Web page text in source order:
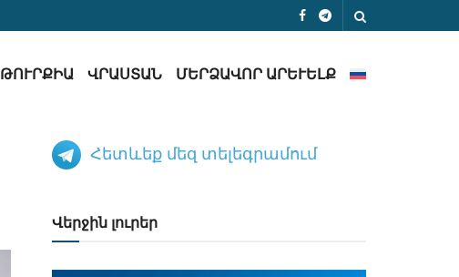
ԹՈՒՐՔԻԱ ՎՐԱՍՏԱՆ ՄԵՐՁԱՎՈՐ ԱՐԵՒԵԼՔ
Հետևեք մեզ տելեգրամում
Վերջին լուրեր